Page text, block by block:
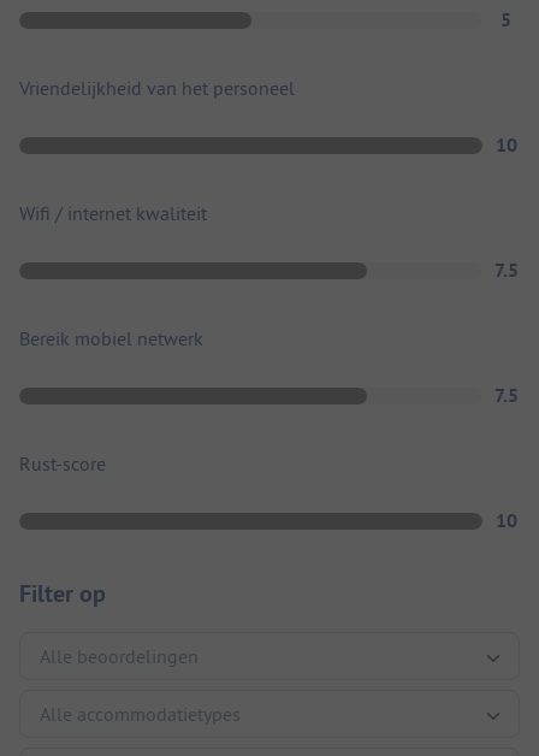
5
Vriendelijkheid van het personeel
10
Wifi / internet kwaliteit
7.5
Bereik mobiel netwerk
7.5
Rust-score
10
Filter op